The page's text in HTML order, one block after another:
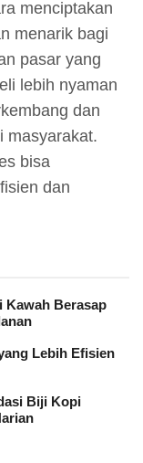
menciptakan
menarik bagi
pasar yang
lebih nyaman
dan
masyarakat.
bisa
dan
Kawah Berasap
Lebih Efisien
Biji Kopi